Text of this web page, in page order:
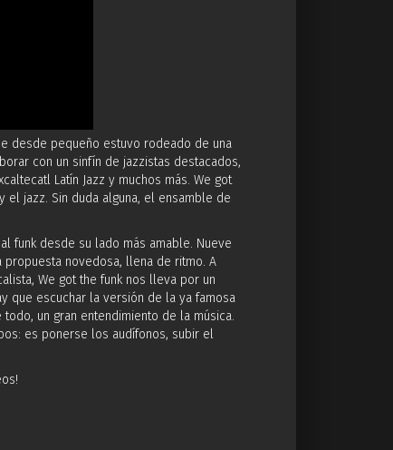
desde pequeño estuvo rodeado de una
con un sinfín de jazzistas destacados,
Latín Jazz y muchos más. We got
jazz. Sin duda alguna, el ensamble de
funk desde su lado más amable. Nueve
novedosa, llena de ritmo. A
We got the funk nos lleva por un
que escuchar la versión de la ya famosa
un gran entendimiento de la música.
es ponerse los audífonos, subir el